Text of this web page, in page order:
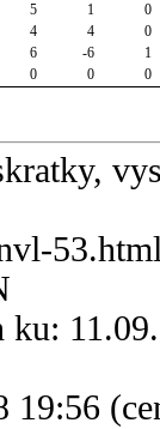
5 1
0
4 4
0
6 -6
1
0 0 0
ku:
19:56